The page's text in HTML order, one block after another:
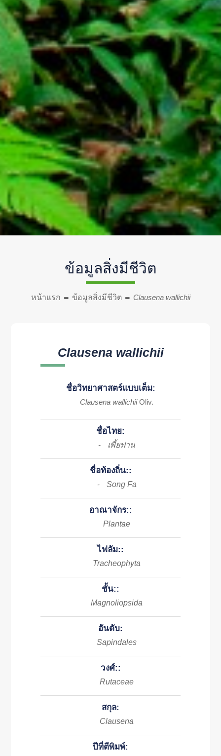
ข้อมูลสิ่งมีชีวิต
หน้าแรก ข้อมูลสิ่งมีชีวิต Clausena wallichii
Clausena wallichii
ชื่อวิทยาศาสตร์แบบเต็ม:
Clausena wallichii Oliv.
ชื่อไทย:
- เพี้ยฟาน
ชื่อท้องถิ่น::
- Song Fa
อาณาจักร::
Plantae
ไฟลัม::
Tracheophyta
ชั้น::
Magnoliopsida
อันดับ:
Sapindales
วงศ์::
Rutaceae
สกุล:
Clausena
ปีที่ตีพิมพ์: